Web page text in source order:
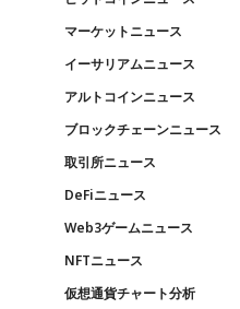
マーケットニュース
イーサリアムニュース
アルトコインニュース
ブロックチェーンニュース
取引所ニュース
DeFiニュース
Web3ゲームニュース
NFTニュース
仮想通貨チャート分析